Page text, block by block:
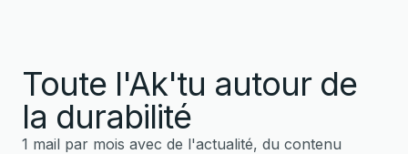
Toute l'Ak'tu autour de
la durabilité
1 mail par mois avec de l'actualité, du contenu